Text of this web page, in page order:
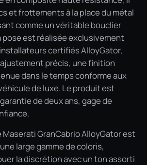
et frottements à la place du métal
comme un véritable bouclier
pose est réalisée exclusivement
certifiés AlloyGator,
précis, une finition
dans le temps conforme aux
de luxe. Le produit est
de deux ans, gage de
GranCabrio AlloyGator est
large gamme de coloris,
la discrétion avec un ton assorti